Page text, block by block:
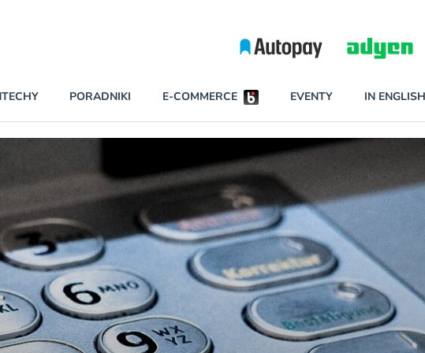
BEZPIECZEŃSTWO
INNI NAPISALI
PRAWO
RAPORTY SPECJALNE
NAJCZĘŚCIEJ CZYTANE
Darmowy dostęp do
wszystkich planach
W najniższych planach –
darmo przez trzy miesiące
Czytaj więcej
PORADNIKI E-COMMERCE EVENTY IN ENGLISH